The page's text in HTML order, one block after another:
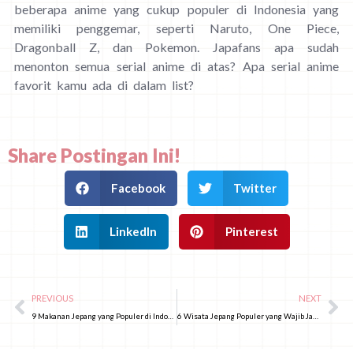
beberapa anime yang cukup populer di Indonesia yang
memiliki penggemar, seperti Naruto, One Piece,
Dragonball Z, dan Pokemon. Japafans apa sudah
menonton semua serial anime di atas? Apa serial anime
favorit kamu ada di dalam list?
Share Postingan Ini!
Facebook Twitter
LinkedIn Pinterest
PREVIOUS NEXT